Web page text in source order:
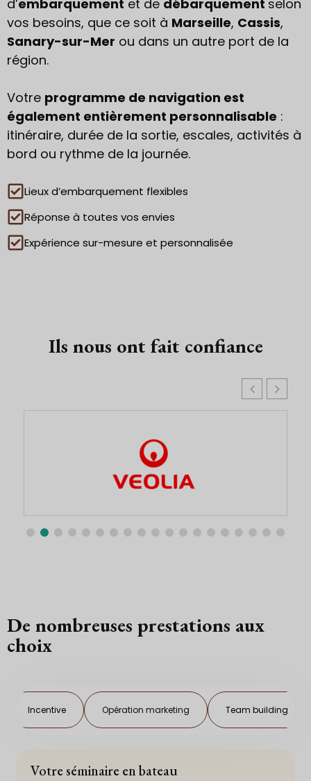
d’embarquement et de débarquement selon
vos besoins, que ce soit à Marseille, Cassis,
Sanary-sur-Mer ou dans un autre port de la
région.
Votre programme de navigation est
également entièrement personnalisable :
itinéraire, durée de la sortie, escales, activités à
bord ou rythme de la journée.
Lieux d’embarquement flexibles
Réponse à toutes vos envies
Expérience sur-mesure et personnalisée
Ils nous ont fait confiance
De nombreuses prestations aux
choix
Incentive Opération marketing Team building
Votre séminaire en bateau